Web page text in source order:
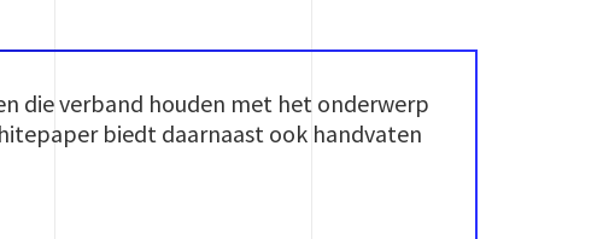
die verband houden met het onderwerp
biedt daarnaast ook handvaten